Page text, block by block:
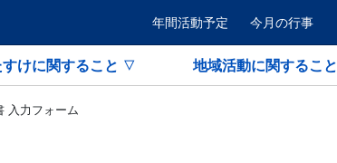
年間活動予定 今月の行事
すけに関すること 地域活動に関すること
入力フォーム